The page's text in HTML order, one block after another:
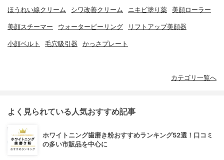
ほうれい線クリーム シワ改善クリーム ニキビ塗り薬 美顔ローラー
美顔スチーマー ウォーターピーリング リフトアップ美顔器
小顔ベルト 毛穴吸引器 かっさプレート
カテゴリ一覧へ
よく見られている人気おすすめ記事
ホワイトニング歯磨き粉おすすめランキング52選！口コミ
の多い市販品を中心に